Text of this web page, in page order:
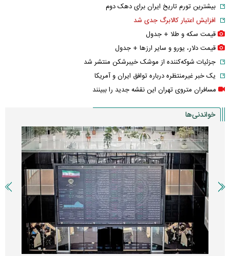
بیشترین تورم تاریخ ایران برای دهک دوم
افزایش اعتبار کالابرگ جدی شد
قیمت سکه و طلا + جدول
قیمت دلار، یورو و سایر ارز‌ها + جدول
جزئیات شوکه‌کننده از موشک خیبرشکن منتشر شد
یک خبر غیرمنتظره درباره توافق ایران و آمریکا
مسافران متروی تهران این نقشه جدید را ببینند
خواندنی‌ها